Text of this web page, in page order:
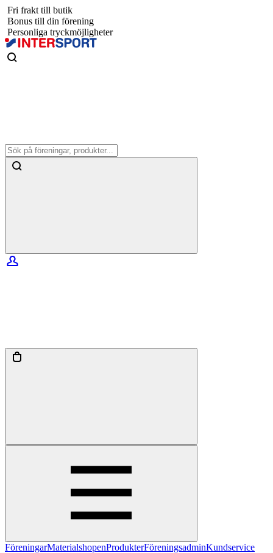
Fri frakt till butik
Bonus till din förening
Personliga tryckmöjligheter
FöreningarMaterialshopenProdukterFöreningsadminKundservice